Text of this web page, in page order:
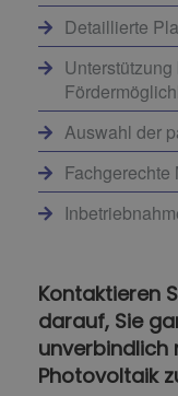
Detaillierte
Auswahl der
Fachgerechte
Kontaktieren
darauf, Sie
unverbindlich
Photovoltaik